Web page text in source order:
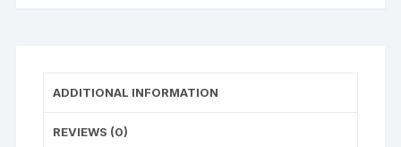
MC561
ADDITIONAL INFORMATION
REVIEWS (0)